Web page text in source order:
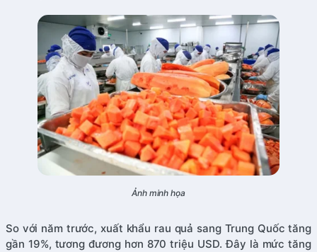
Ảnh minh họa
So với năm trước, xuất khẩu rau quả sang Trung Quốc tăng
gần 19%, tương đương hơn 870 triệu USD. Đây là mức tăng